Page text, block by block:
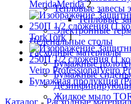
Тепловые завесы
Тепловые
Электронные
Пеленальные столы
Расходные материалы
Бумажные
Бумажные
Жидкое мыло
MeridaMerida 2
TorkTork 1
Veiro ProfessionalVeiro
Бумажная продукция
Каталог -Расходные